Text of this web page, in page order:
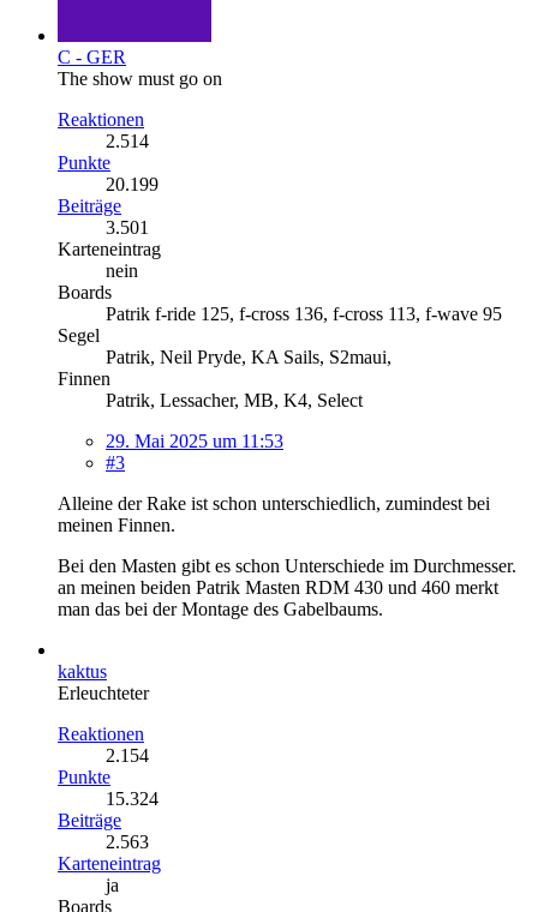
C - GER
The show must go on
Reaktionen
2.514
Punkte
20.199
Beiträge
3.501
Karteneintrag
nein
Boards
Patrik f-ride 125, f-cross 136, f-cross 113, f-wave 95
Segel
Patrik, Neil Pryde, KA Sails, S2maui,
Finnen
Patrik, Lessacher, MB, K4, Select
29. Mai 2025 um 11:53
#3
Alleine der Rake ist schon unterschiedlich, zumindest bei
meinen Finnen.
Bei den Masten gibt es schon Unterschiede im Durchmesser.
an meinen beiden Patrik Masten RDM 430 und 460 merkt
man das bei der Montage des Gabelbaums.
kaktus
Erleuchteter
Reaktionen
2.154
Punkte
15.324
Beiträge
2.563
Karteneintrag
ja
Boards